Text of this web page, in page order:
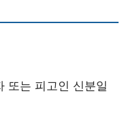
또는 피고인 신분일